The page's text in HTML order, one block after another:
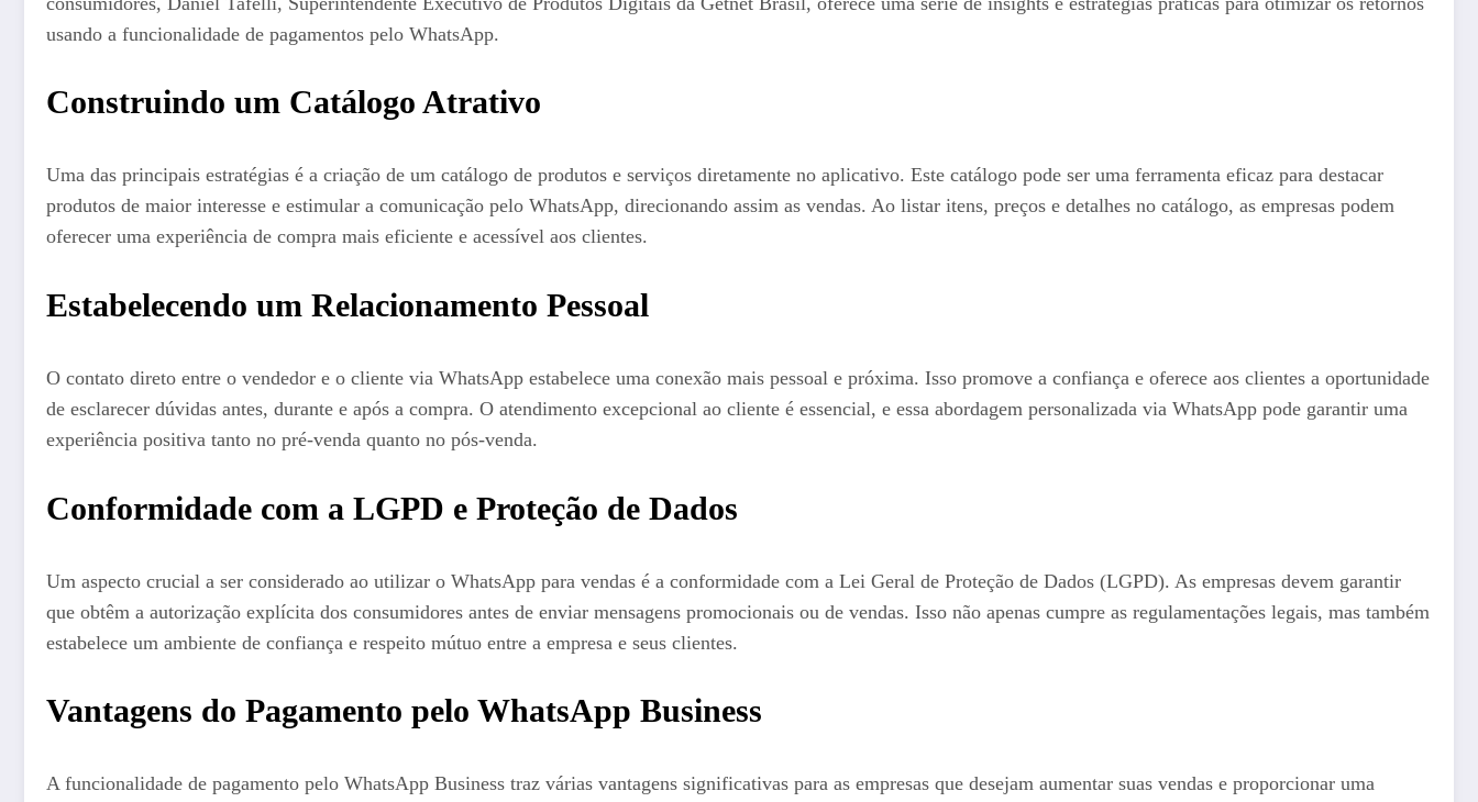
usando a funcionalidade de pagamentos pelo WhatsApp.
Construindo um Catálogo Atrativo
Uma das principais estratégias é a criação de um catálogo de produtos e serviços diretamente no aplicativo. Este catálogo pode ser uma ferramenta eficaz para destacar
produtos de maior interesse e estimular a comunicação pelo WhatsApp, direcionando assim as vendas. Ao listar itens, preços e detalhes no catálogo, as empresas podem
oferecer uma experiência de compra mais eficiente e acessível aos clientes.
Estabelecendo um Relacionamento Pessoal
O contato direto entre o vendedor e o cliente via WhatsApp estabelece uma conexão mais pessoal e próxima. Isso promove a confiança e oferece aos clientes a oportunidade
de esclarecer dúvidas antes, durante e após a compra. O atendimento excepcional ao cliente é essencial, e essa abordagem personalizada via WhatsApp pode garantir uma
experiência positiva tanto no pré-venda quanto no pós-venda.
Conformidade com a LGPD e Proteção de Dados
Um aspecto crucial a ser considerado ao utilizar o WhatsApp para vendas é a conformidade com a Lei Geral de Proteção de Dados (LGPD). As empresas devem garantir
que obtêm a autorização explícita dos consumidores antes de enviar mensagens promocionais ou de vendas. Isso não apenas cumpre as regulamentações legais, mas também
estabelece um ambiente de confiança e respeito mútuo entre a empresa e seus clientes.
Vantagens do Pagamento pelo WhatsApp Business
A funcionalidade de pagamento pelo WhatsApp Business traz várias vantagens significativas para as empresas que desejam aumentar suas vendas e proporcionar uma